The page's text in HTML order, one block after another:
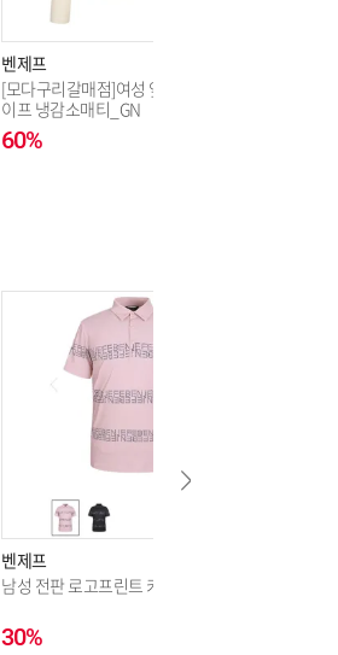
벤제프
[모다구리갈매점]여성 앞판 스트라
이프 냉감소매티_GN
60%
벤제프
남성 전판 로고프린트 카라티셔츠
30%